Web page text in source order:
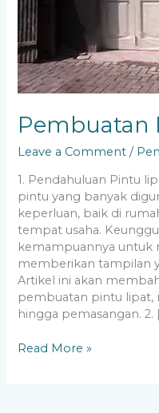
Pembuatan
Leave a Comment /
1. Pendahuluan Pintu
pintu yang banyak
keperluan, baik di
tempat usaha.
kemampuannya untuk
memberikan tampilan
Artikel ini akan
pembuatan pintu lipat,
hingga pemasangan. 2.
Read More »